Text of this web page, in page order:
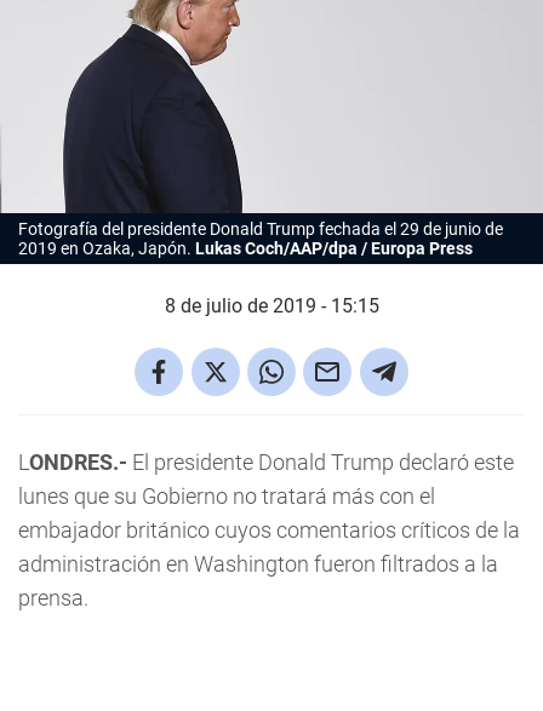
Fotografía del presidente Donald Trump fechada el 29 de junio de
2019 en Ozaka, Japón. Lukas Coch/AAP/dpa / Europa Press
8 de julio de 2019 - 15:15
L ONDRES.- El presidente Donald Trump declaró este
lunes que su Gobierno no tratará más con el
embajador británico cuyos comentarios críticos de la
administración en Washington fueron filtrados a la
prensa.